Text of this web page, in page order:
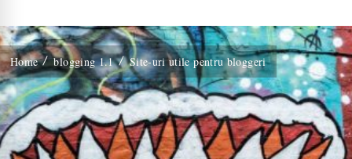
Xaara
Novack
Home blogging 1.1 Site-uri utile pentru bloggeri